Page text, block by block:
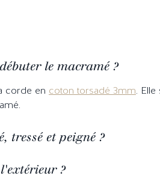
le macramé ?
corde en coton torsadé 3mm.
tressé et peigné ?
?